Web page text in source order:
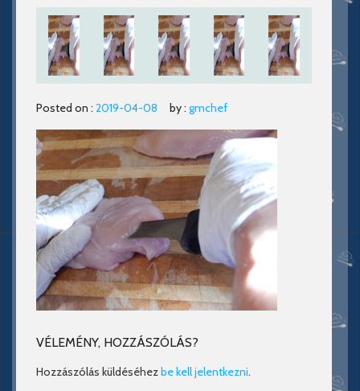
Posted on : 2019-04-08 by : gmchef
VÉLEMÉNY, HOZZÁSZÓLÁS?
Hozzászólás küldéséhezbe kell jelentkezni.